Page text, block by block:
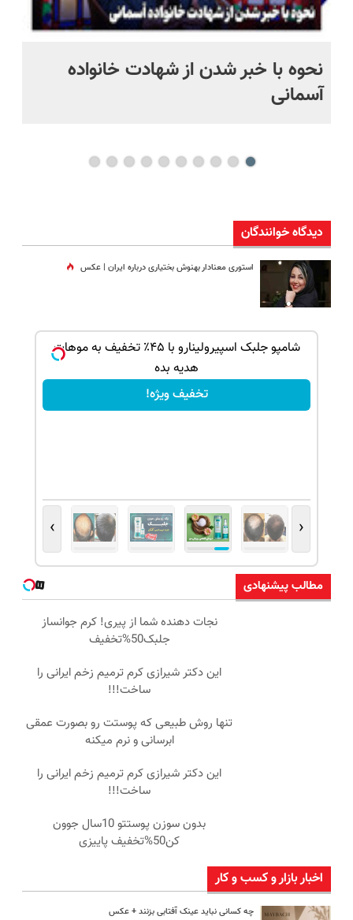
نحوه با خبر شدن از شهادت خانواده
آسمانی
دیدگاه خوانندگان
استوری معنادار بهنوش بختیاری درباره ایران | عکس
شامپو جلبک اسپیرولینارو با ۴۵٪ تخفیف به موهات
هدیه بده
تخفیف ویژه!
‹
›
مطالب پیشنهادی
نجات دهنده شما از پیری! کرم جوانساز
جلبک50%تخفیف
این دکتر شیرازی کرم ترمیم زخم ایرانی را
ساخت!!!
تنها روش طبیعی که پوستت رو بصورت عمقی
ابرسانی و نرم میکنه
این دکتر شیرازی کرم ترمیم زخم ایرانی را
ساخت!!!
بدون سوزن پوستتو 10سال جوون
کن50%تخفیف پاییزی
اخبار بازار و کسب و کار
چه کسانی نباید عینک آفتابی بزنند + عکس